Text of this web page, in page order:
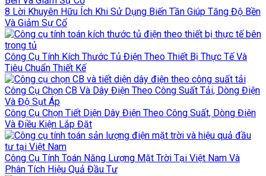
8 Lời Khuyên Hữu Ích Khi Sử Dụng Biến Tần Giúp Tăng Độ Bền
Và Giảm Sự Cố
Công Cụ Tính Kích Thước Tủ Điện Theo Thiết Bị Thực Tế Và
Tiêu Chuẩn Thiết Kế
Công Cụ Chọn CB Và Dây Điện Theo Công Suất Tải, Dòng Điện
Và Độ Sụt Áp
Công Cụ Chọn Tiết Diện Dây Điện Theo Công Suất, Dòng Điện
Và Điều Kiện Lắp Đặt
Công Cụ Tính Toán Năng Lượng Mặt Trời Tại Việt Nam Và
Phân Tích Hiệu Quả Đầu Tư